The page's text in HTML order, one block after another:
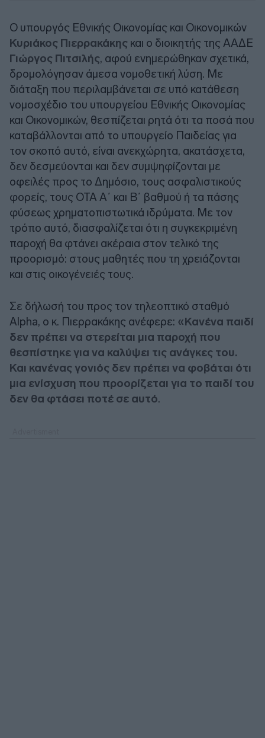
Ο υπουργός Εθνικής Οικονομίας και Οικονομικών
Κυριάκος Πιερρακάκης και ο διοικητής της ΑΑΔΕ
Γιώργος Πιτσιλής, αφού ενημερώθηκαν σχετικά,
δρομολόγησαν άμεσα νομοθετική λύση. Με
διάταξη που περιλαμβάνεται σε υπό κατάθεση
νομοσχέδιο του υπουργείου Εθνικής Οικονομίας
και Οικονομικών, θεσπίζεται ρητά ότι τα ποσά που
καταβάλλονται από το υπουργείο Παιδείας για
τον σκοπό αυτό, είναι ανεκχώρητα, ακατάσχετα,
δεν δεσμεύονται και δεν συμψηφίζονται με
οφειλές προς το Δημόσιο, τους ασφαλιστικούς
φορείς, τους ΟΤΑ Α΄ και Β΄ βαθμού ή τα πάσης
φύσεως χρηματοπιστωτικά ιδρύματα. Με τον
τρόπο αυτό, διασφαλίζεται ότι η συγκεκριμένη
παροχή θα φτάνει ακέραια στον τελικό της
προορισμό: στους μαθητές που τη χρειάζονται
και στις οικογένειές τους.
Σε δήλωσή του προς τον τηλεοπτικό σταθμό
Alpha, ο κ. Πιερρακάκης ανέφερε: «Κανένα παιδί
δεν πρέπει να στερείται μια παροχή που
θεσπίστηκε για να καλύψει τις ανάγκες του.
Και κανένας γονιός δεν πρέπει να φοβάται ότι
μια ενίσχυση που προορίζεται για το παιδί του
δεν θα φτάσει ποτέ σε αυτό.